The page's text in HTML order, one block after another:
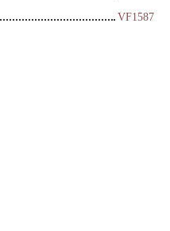
VF1587